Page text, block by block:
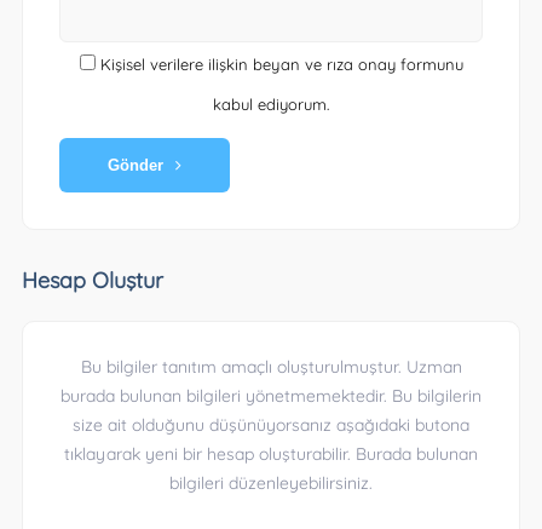
Kişisel verilere ilişkin beyan ve rıza onay formunu
kabul ediyorum.
Gönder
Hesap Oluştur
Bu bilgiler tanıtım amaçlı oluşturulmuştur. Uzman
burada bulunan bilgileri yönetmemektedir. Bu bilgilerin
size ait olduğunu düşünüyorsanız aşağıdaki butona
tıklayarak yeni bir hesap oluşturabilir. Burada bulunan
bilgileri düzenleyebilirsiniz.